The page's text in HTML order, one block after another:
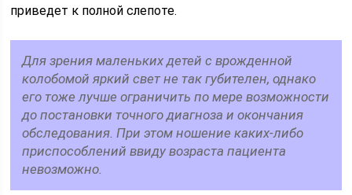
приведет к полной слепоте.
Для зрения маленьких детей с врожденной
колобомой яркий свет не так губителен, однако
его тоже лучше ограничить по мере возможности
до постановки точного диагноза и окончания
обследования. При этом ношение каких-либо
приспособлений ввиду возраста пациента
невозможно.